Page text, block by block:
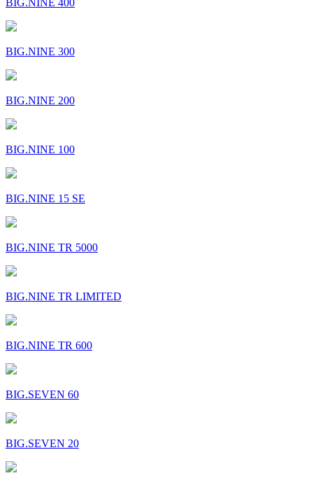
BIG.NINE 400
BIG.NINE 300
BIG.NINE 200
BIG.NINE 100
BIG.NINE 15 SE
BIG.NINE TR 5000
BIG.NINE TR LIMITED
BIG.NINE TR 600
BIG.SEVEN 60
BIG.SEVEN 20